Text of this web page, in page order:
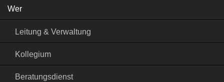
Wer
Leitung & Verwaltung
Kollegium
Beratungsdienst